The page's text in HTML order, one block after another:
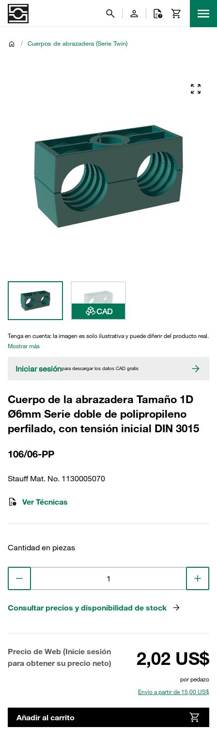
/ Cuerpos de abrazadera (Serie Twin)
CAD
Tenga en cuenta: la imagen es solo ilustrativa y puede diferir del producto real.
Mostrar más
Iniciar sesiónpara descargar los datos CAD gratis
Cuerpo de la abrazadera Tamaño 1D
Ø6mm Serie doble de polipropileno
perfilado, con tensión inicial DIN 3015
106/06-PP
Stauff Mat. No. 1130005070
Ver Técnicas
Cantidad en piezas
Consultar precios y disponibilidad de stock
Precio de Web (Inicie sesión
para obtener su precio neto)
2,02 US$
por pedazo
Envío a partir de 15,00 US$
Añadir al carrito